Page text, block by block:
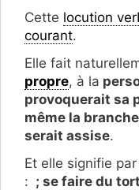
Cette locution
courant.
Elle fait
propre, à la
provoquerait sa
même la
serait assise.
Et elle signifie
: ; se faire du